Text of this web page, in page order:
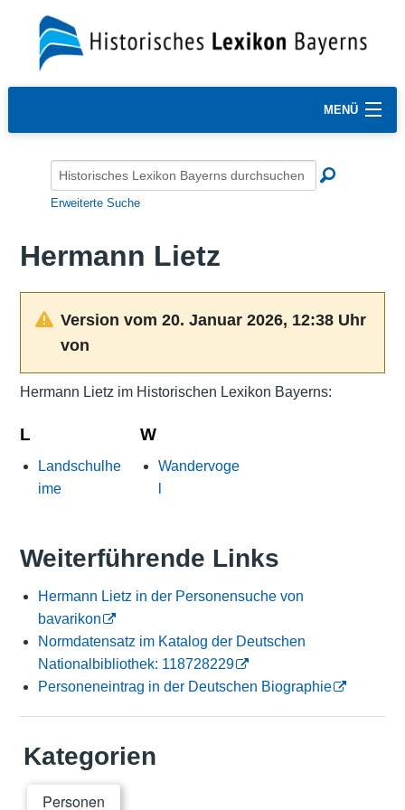
MENÜ
Erweiterte Suche
Hermann Lietz
Version vom 20. Januar 2026, 12:38 Uhr
von
Hermann Lietz im Historischen Lexikon Bayerns:
L
Landschulhe
ime
W
Wandervoge
Weiterführende Links
Hermann Lietz in der Personensuche von
bavarikon
Normdatensatz im Katalog der Deutschen
Nationalbibliothek: 118728229
Personeneintrag in der Deutschen Biographie
Kategorien
Personen